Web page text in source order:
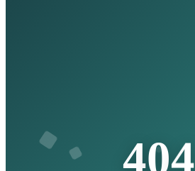
404